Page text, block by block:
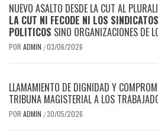
NUEVO ASALTO DESDE LA CUT AL
LA CUT NI FECODE NI LOS
POLITICOS SINO ORGANIZACIONES DE
POR ADMIN /03/06/2026
LLAMAMIENTO DE DIGNIDAD Y
TRIBUNA MAGISTERIAL A LOS
POR ADMIN /30/05/2026